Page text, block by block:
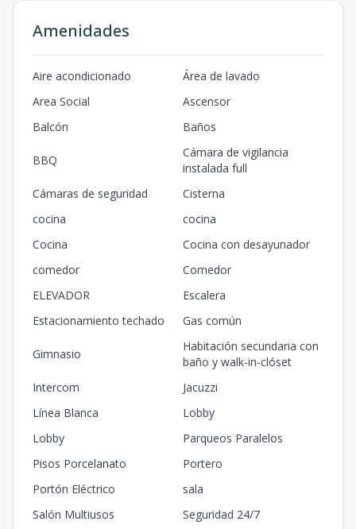
Amenidades
Aire acondicionado
Área de lavado
Area Social
Ascensor
Balcón
Baños
BBQ
Cámara de vigilancia
instalada full
Cámaras de seguridad
Cisterna
cocina
cocina
Cocina
Cocina con desayunador
comedor
Comedor
ELEVADOR
Escalera
Estacionamiento techado
Gas común
Gimnasio
Habitación secundaria con
baño y walk-in-clóset
Intercom
Jacuzzi
Línea Blanca
Lobby
Lobby
Parqueos Paralelos
Pisos Porcelanato
Portero
Portón Eléctrico
sala
Salón Multiusos
Seguridad 24/7